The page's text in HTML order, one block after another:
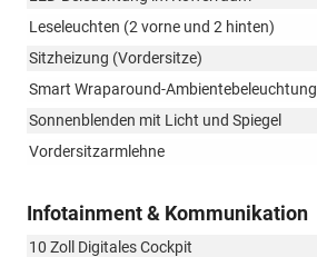
Leseleuchten (2 vorne und 2 hinten)
Sitzheizung (Vordersitze)
Smart Wraparound-Ambientebeleuchtung
Sonnenblenden mit Licht und Spiegel
Vordersitzarmlehne
Infotainment & Kommunikation
10 Zoll Digitales Cockpit